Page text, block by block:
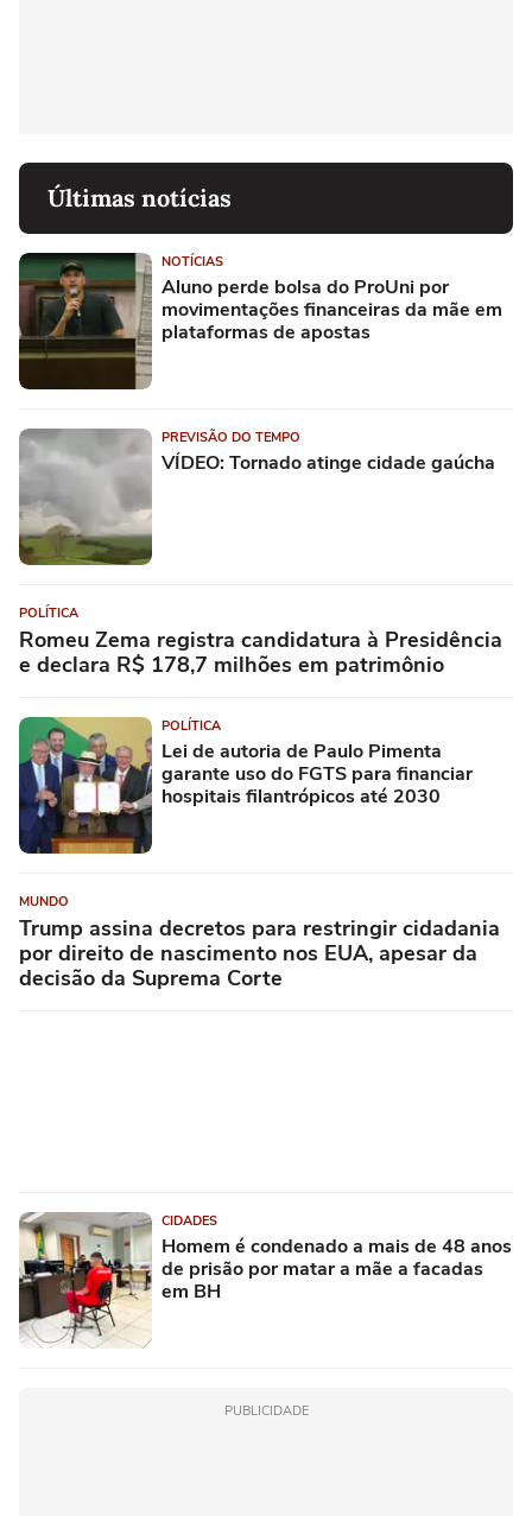
Últimas notícias
NOTÍCIAS
Aluno perde bolsa do ProUni por
movimentações financeiras da mãe em
plataformas de apostas
PREVISÃO DO TEMPO
VÍDEO: Tornado atinge cidade gaúcha
POLÍTICA
Romeu Zema registra candidatura à Presidência
e declara R$ 178,7 milhões em patrimônio
POLÍTICA
Lei de autoria de Paulo Pimenta
garante uso do FGTS para financiar
hospitais filantrópicos até 2030
MUNDO
Trump assina decretos para restringir cidadania
por direito de nascimento nos EUA, apesar da
decisão da Suprema Corte
CIDADES
Homem é condenado a mais de 48 anos
de prisão por matar a mãe a facadas
em BH
PUBLICIDADE